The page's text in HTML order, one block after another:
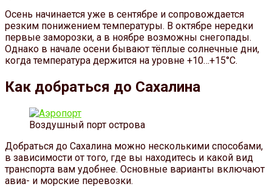
Осень начинается уже в сентябре и сопровождается
резким понижением температуры. В октябре нередки
первые заморозки, а в ноябре возможны снегопады.
Однако в начале осени бывают тёплые солнечные дни,
когда температура держится на уровне +10…+15°C.
Как добраться до Сахалина
Воздушный порт острова
Добраться до Сахалина можно несколькими способами,
в зависимости от того, где вы находитесь и какой вид
транспорта вам удобнее. Основные варианты включают
авиа- и морские перевозки.